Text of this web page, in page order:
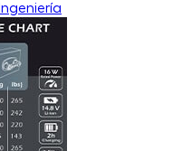
Ingeniería